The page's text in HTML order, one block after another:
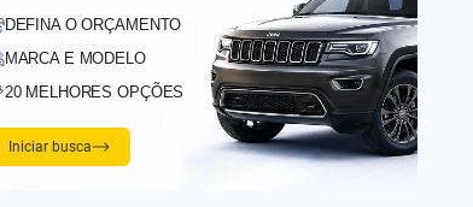
DEFINA O ORÇAMENTO
MARCA E MODELO
20 MELHORES OPÇÕES
Iniciar busca